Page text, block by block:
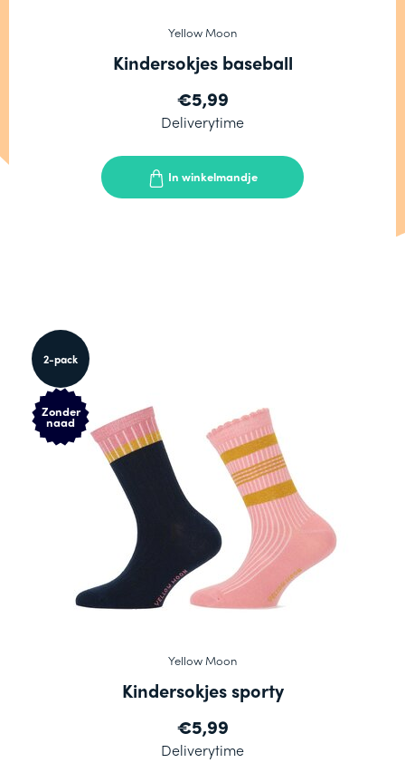
Yellow Moon
Kindersokjes baseball
€5,99
Deliverytime
In winkelmandje
2-pack
Zonder
naad
Yellow Moon
Kindersokjes sporty
€5,99
Deliverytime